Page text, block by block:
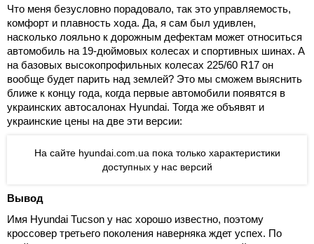
Что меня безусловно порадовало, так это управляемость,
комфорт и плавность хода. Да, я сам был удивлен,
насколько лояльно к дорожным дефектам может относиться
автомобиль на 19-дюймовых колесах и спортивных шинах. А
на базовых высокопрофильных колесах 225/60 R17 он
вообще будет парить над землей? Это мы сможем выяснить
ближе к концу года, когда первые автомобили появятся в
украинских автосалонах Hyundai. Тогда же объявят и
украинские цены на две эти версии:
На сайте hyundai.com.ua пока только характеристики
доступных у нас версий
Вывод
Имя Hyundai Tucson у нас хорошо известно, поэтому
кроссовер третьего поколения наверняка ждет успех. По